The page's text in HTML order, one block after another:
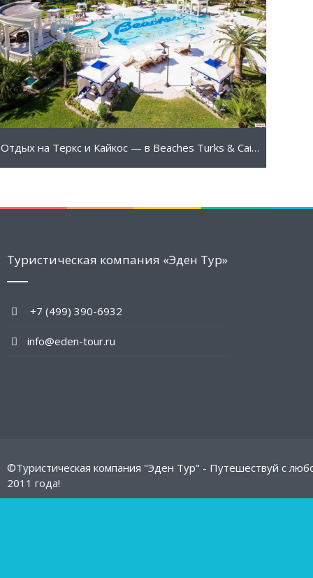
ПОДРОБНЕЕ
Отдых на Теркс и Кайкос — в Beaches Turks & Caicos 5* (Sandals)
Туристическая компания «Эден Тур»
+7 (499) 390-6932
info@eden-tour.ru
©Туристическая компания "Эден Тур" - Путешествуй с
2011 года!